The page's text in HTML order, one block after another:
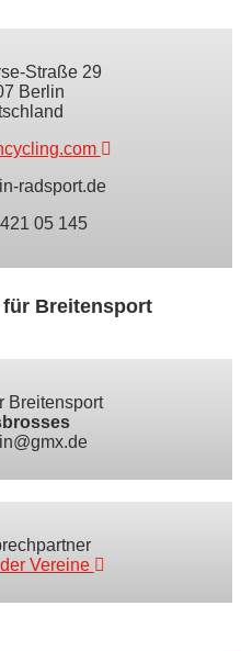
Straße 29
Berlin
radsport.de
05 145
Breitensport
Breitensport
Vereine